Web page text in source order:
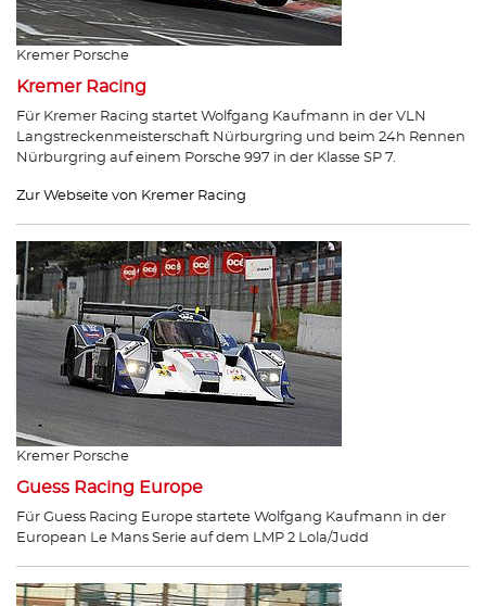
Kremer Porsche
Kremer Racing
Für Kremer Racing startet Wolfgang Kaufmann in der VLN
Langstreckenmeisterschaft Nürburgring und beim 24h Rennen
Nürburgring auf einem Porsche 997 in der Klasse SP 7.
Zur Webseite von Kremer Racing
Kremer Porsche
Guess Racing Europe
Für Guess Racing Europe startete Wolfgang Kaufmann in der
European Le Mans Serie auf dem LMP 2 Lola/Judd